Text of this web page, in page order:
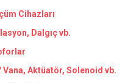
Cihazları
Dalgıç vb.
Aktüatör, Solenoid vb.